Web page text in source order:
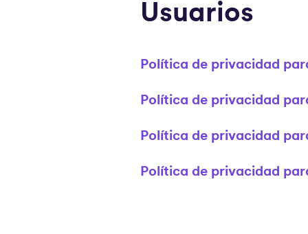
Usuarios
Política de privacidad
Política de privacidad
Política de privacidad
Política de privacidad